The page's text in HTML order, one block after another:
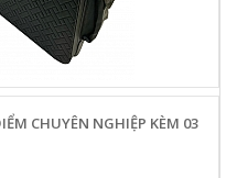
CHUYÊN NGHIỆP KÈM 03